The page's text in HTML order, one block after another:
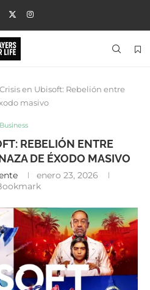
Crisis en Ubisoft: Rebelión entre
masivo
Business
REBELIÓN ENTRE
DE ÉXODO MASIVO
enero 23, 2026